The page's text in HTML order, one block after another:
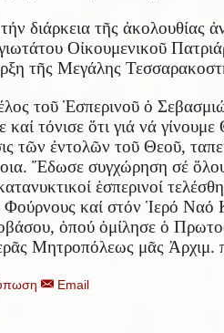
διάρκεια τῆς ἀκολουθίας ἀ
Οἰκουμενικοῦ
τῆς Μεγάλης Τεσσαρακοστ
τοῦ Ἑσπερινοῦ ὁ
καί τόνισε ὅτι γιά νά
τῶν ἐντολῶν τοῦΘεοῦ,
Ἔδωσε συγχώρηση σέ ὅ
ἑσπερινοί
Φούρνους καί στόν Ἱερό Ναό
ὁπού ὁμίλησε ὁ
ᾶς Μητροπόλεως μᾶς Ἀ
Email